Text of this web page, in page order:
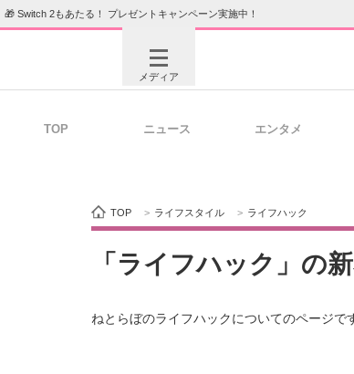
🎁 Switch 2もあたる！ プレゼントキャンペーン実施中！
メディア
TOP ニュース エンタメ
TOP > ライフスタイル > ライフハック
「ライフハック」の
ねとらぼのライフハックについてのページで